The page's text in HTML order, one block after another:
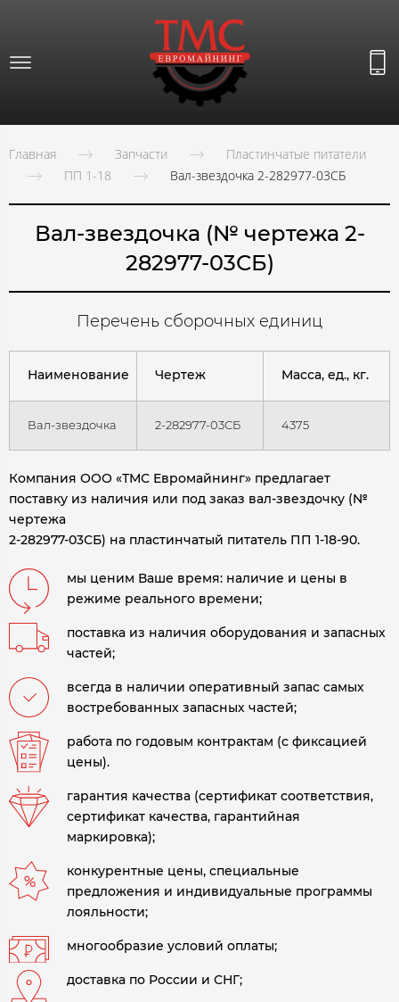
Главная Запчасти
Пластинчатые питатели
ПП 1-18
Вал-звездочка 2-282977-03СБ
Вал-звездочка (№ чертежа 2-
282977-03СБ)
Перечень сборочных единиц
Наименование Чертеж Масса, ед., кг.
Вал-звездочка 2-282977-03СБ 4375
Компания ООО «ТМС Евромайнинг» предлагает
поставку из наличия или под заказ вал-звездочку (№
чертежа
2-282977-03СБ) на пластинчатый питатель ПП 1-18-90.
мы ценим Ваше время: наличие и цены в
режиме реального времени;
поставка из наличия оборудования и запасных
частей;
всегда в наличии оперативный запас самых
востребованных запасных частей;
работа по годовым контрактам (с фиксацией
цены).
гарантия качества (сертификат соответствия,
сертификат качества, гарантийная
маркировка);
конкурентные цены, специальные
предложения и индивидуальные программы
лояльности;
многообразие условий оплаты;
доставка по России и СНГ;